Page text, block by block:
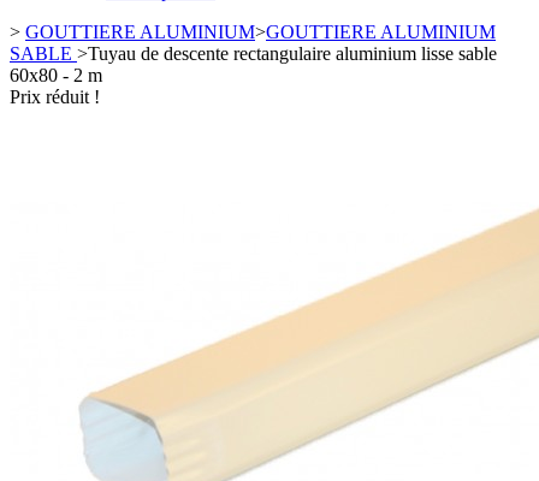
> GOUTTIERE ALUMINIUM>GOUTTIERE ALUMINIUM
SABLE >Tuyau de descente rectangulaire aluminium lisse sable
60x80 - 2 m
Prix réduit !